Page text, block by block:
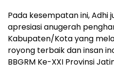
Pada kesempatan ini, Adhi
apresiasi anugerah
Kabupaten/Kota yang
royong terbaik dan insan
BBGRM Ke-XXI Provinsi